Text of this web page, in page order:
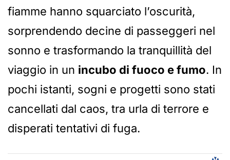
fiamme hanno squarciato l’oscurità,
sorprendendo decine di passeggeri nel
sonno e trasformando la tranquillità del
viaggio in un incubo di fuoco e fumo. In
pochi istanti, sogni e progetti sono stati
cancellati dal caos, tra urla di terrore e
disperati tentativi di fuga.